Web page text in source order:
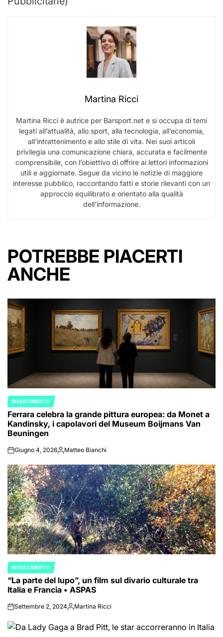
Martina Ricci
Martina Ricci è autrice per Barsport.net e si occupa di temi
legati all’attualità, allo sport, alla tecnologia, all’economia,
all’intrattenimento e allo stile di vita. Nei suoi articoli
privilegia una comunicazione chiara, accurata e facilmente
comprensibile, con l’obiettivo di offrire ai lettori informazioni
utili e aggiornate. Segue da vicino le notizie di maggiore
interesse pubblico, raccontando fatti e storie rilevanti con un
approccio equilibrato e orientato alla qualità
dell’informazione.
POTREBBE PIACERTI
ANCHE
POSTED
IN
DIVERTIMENTO
Ferrara celebra la grande pittura europea: da Monet a
Kandinsky, i capolavori del Museum Boijmans Van
Beuningen
onGiugno 4, 2026Posted
Matteo Bianchi
POSTED
IN
DIVERTIMENTO
“La parte del lupo”, un film sul divario culturale tra
Italia e Francia • ASPAS
onSettembre 2, 2024PostedMartina Ricci